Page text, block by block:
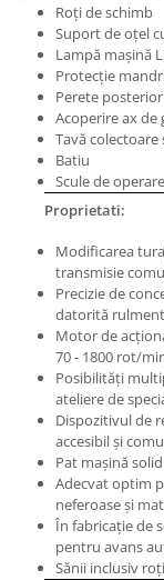
Masini electrice de
Exhaustor pentru
Masini de gaurit cu
magnetica
Instalatii de
Lame de ferastrau
carbura
Lame de ferăstrău
TiN
Panze de taiere cu
Panze de taiere
ferastraie
Roti de lustruit
Standuri pentru
bandă
Standuri pentru
frezat
Standuri pentru
Standuri pentru
Unelte striere
Roţi de schimb
Suport de oţel
Lampă maşină
Protecţie
Perete
Acoperire ax de
Tavă colectoare
Batiu
Scule de operare
Proprietati:
Modificarea
transmisie
Precizie de
datorită
Motor de
70 - 1800 rot/
Posibilităţi
ateliere de
Dispozitivul de
accesibil şi
Pat maşină
Adecvat optim
neferoase şi
În fabricaţie de
pentru avans
Sănii inclusiv